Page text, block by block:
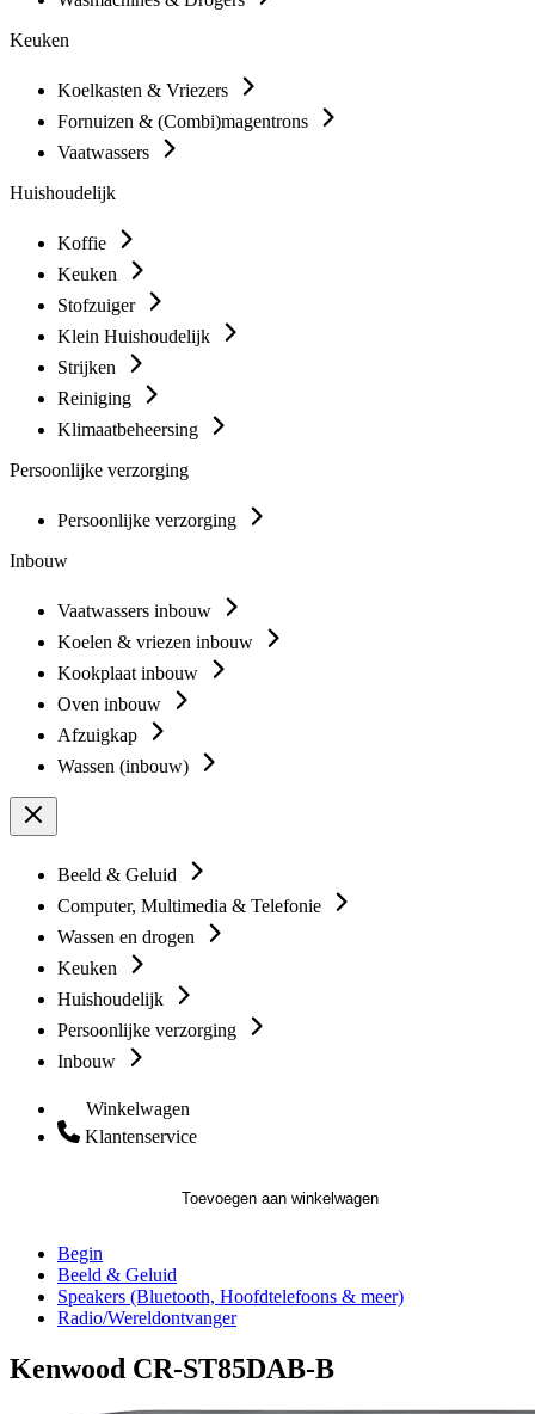
Keuken
Koelkasten & Vriezers
Fornuizen & (Combi)magentrons
Vaatwassers
Huishoudelijk
Koffie
Keuken
Stofzuiger
Klein Huishoudelijk
Strijken
Reiniging
Klimaatbeheersing
Persoonlijke verzorging
Persoonlijke verzorging
Inbouw
Vaatwassers inbouw
Koelen & vriezen inbouw
Kookplaat inbouw
Oven inbouw
Afzuigkap
Wassen (inbouw)
Beeld & Geluid
Computer, Multimedia & Telefonie
Wassen en drogen
Keuken
Huishoudelijk
Persoonlijke verzorging
Inbouw
Winkelwagen
Klantenservice
Toevoegen aan winkelwagen
Begin
Beeld & Geluid
Speakers (Bluetooth, Hoofdtelefoons & meer)
Radio/Wereldontvanger
Kenwood CR-ST85DAB-B